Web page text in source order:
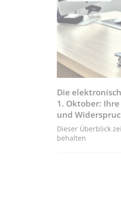
Die
1. Oktober:
und
Dieser Überblick
behalten